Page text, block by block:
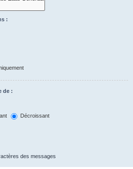
:
de :
Décroissant
des messages